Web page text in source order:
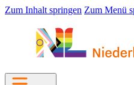
Zum Inhalt springen Zum Menü